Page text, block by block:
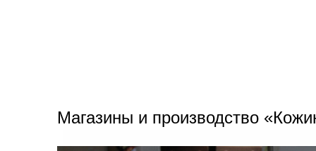
Магазины и производство